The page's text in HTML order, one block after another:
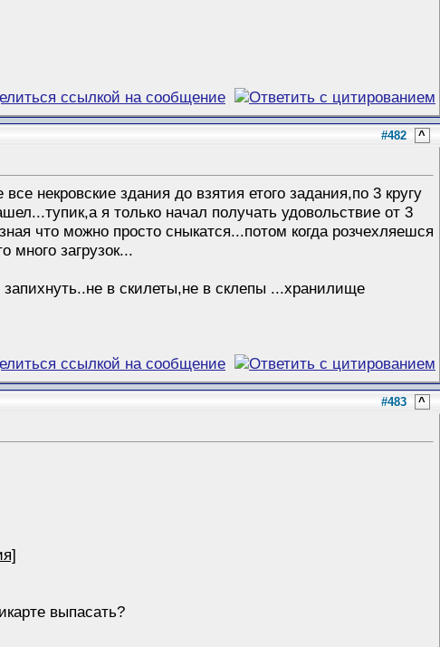
#482 ^
некровские здания до взятия етого задания,по 3 кругу
я только начал получать удовольствие от 3
что можно просто сныкатся...потом когда розчехляешся
много загрузок...
в скилеты,не в склепы ...хранилище
#483 ^
выпасать?